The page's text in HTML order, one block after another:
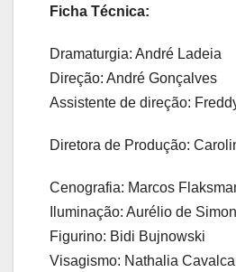
Ficha Técnica:
Dramaturgia: André Ladeia
Direção: André Gonçalves
Assistente de direção:
Diretora de Produção:
Cenografia: Marcos
Iluminação: Aurélio de
Figurino: Bidi Bujnowski
Visagismo: Nathalia